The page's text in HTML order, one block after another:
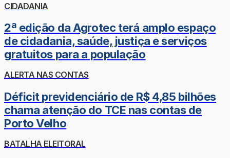
CIDADANIA
2ª edição da Agrotec terá amplo espaço
de cidadania, saúde, justiça e serviços
gratuitos para a população
ALERTA NAS CONTAS
Déficit previdenciário de R$ 4,85 bilhões
chama atenção do TCE nas contas de
Porto Velho
BATALHA ELEITORAL